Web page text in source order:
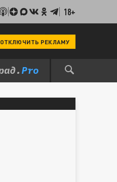
18+
ОТКЛЮЧИТЬ РЕКЛАМУ